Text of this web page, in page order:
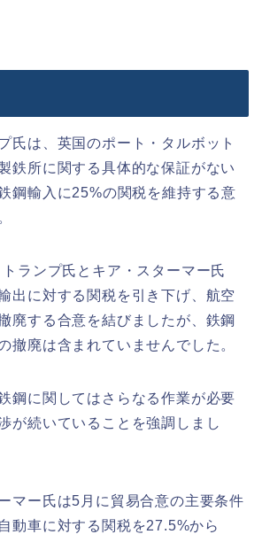
氏は、英国のポート・タルボット
鉄所に関する具体的な保証がない
鋼輸入に25%の関税を維持する意
ランプ氏とキア・スターマー氏
出に対する関税を引き下げ、航空
廃する合意を結びましたが、鉄鋼
撤廃は含まれていませんでした。
鋼に関してはさらなる作業が必要
が続いていることを強調しまし
マー氏は5月に貿易合意の主要条件
動車に対する関税を27.5%から